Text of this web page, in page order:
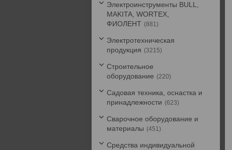
Электроинструменты BULL,
MAKITA, WORTEX,
ФИОЛЕНТ
881
Электротехническая
продукция
3215
Строительное
оборудование
220
Садовая техника, оснастка и
принадлежности
623
Сварочное оборудование и
материалы
451
Средства индивидуальной